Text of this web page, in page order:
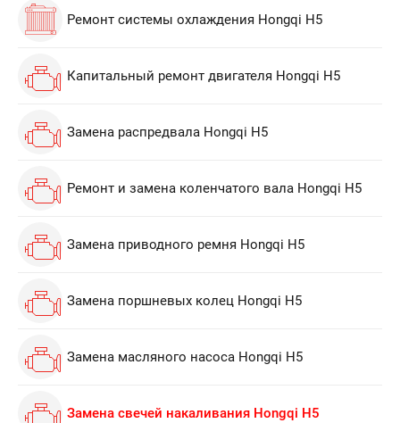
Ремонт системы охлаждения Hongqi H5
Капитальный ремонт двигателя Hongqi H5
Замена распредвала Hongqi H5
Ремонт и замена коленчатого вала Hongqi H5
Замена приводного ремня Hongqi H5
Замена поршневых колец Hongqi H5
Замена масляного насоса Hongqi H5
Замена свечей накаливания Hongqi H5